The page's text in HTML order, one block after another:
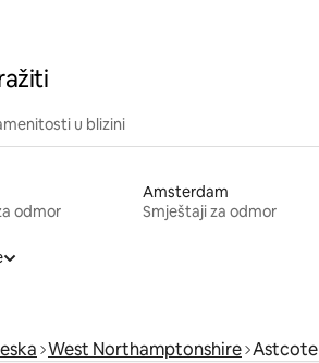
u blizini
odmor
Amsterdam
Smještaji za odmor
West Northamptonshire Astcote